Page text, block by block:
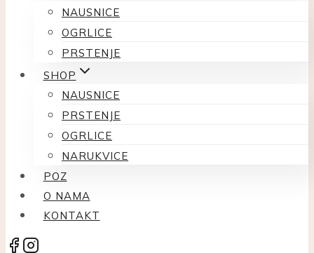
NAUSNICE
OGRLICE
PRSTENJE
SHOP
NAUSNICE
PRSTENJE
OGRLICE
NARUKVICE
POZ
O NAMA
KONTAKT